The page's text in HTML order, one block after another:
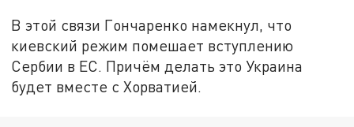
В этой связи Гончаренко намекнул, что
киевский режим помешает вступлению
Сербии в ЕС. Причём делать это Украина
будет вместе с Хорватией.